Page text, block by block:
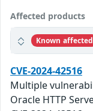
Affected products
Known affected
CVE-2024-42516
Multiple
Oracle HTTP